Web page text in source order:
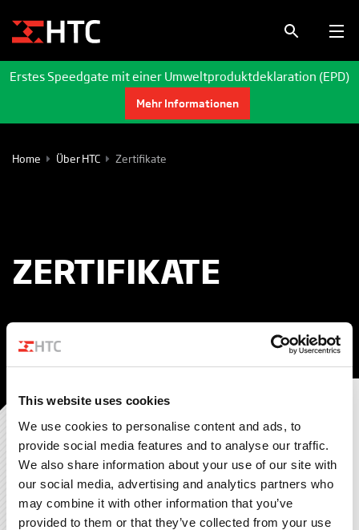
This website uses cookies
We use cookies to personalise content and ads, to
provide social media features and to analyse our traffic.
We also share information about your use of our site with
our social media, advertising and analytics partners who
may combine it with other information that you’ve
provided to them or that they’ve collected from your use
Erstes Speedgate mit einer Umweltproduktdeklaration (EPD)
Mehr Informationen
Home Über HTC Zertifikate
ZERTIFIKATE
HTC parking & security will auch in puncto Sicherheit und Qualität
Marktführer sein. Aus diesem Grund lassen wir unsere Arbeit und
Produkte jährlich durch externe Audits überprüfen. Die folgenden
Zertifikate stehen zum Download zur Verfügung.